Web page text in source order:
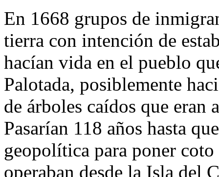
En 1668 grupos de
tierra con intención de
hacían vida en el pueblo
Palotada, posiblemente
de árboles caídos que eran
Pasarían 118 años hasta
geopolítica para poner
operaban desde la Isla del